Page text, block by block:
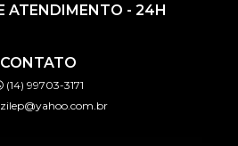
ATENDIMENTO - 24H
CONTATO
(14) 99703-3171